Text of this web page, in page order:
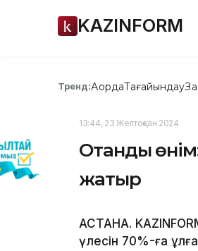
KAZINFORM
Тренд:АқордаТағайындау
13:44, 23 Желтоқсан 2024
Отандық
жатыр
АСТАНА.
үлесін 70%-ға